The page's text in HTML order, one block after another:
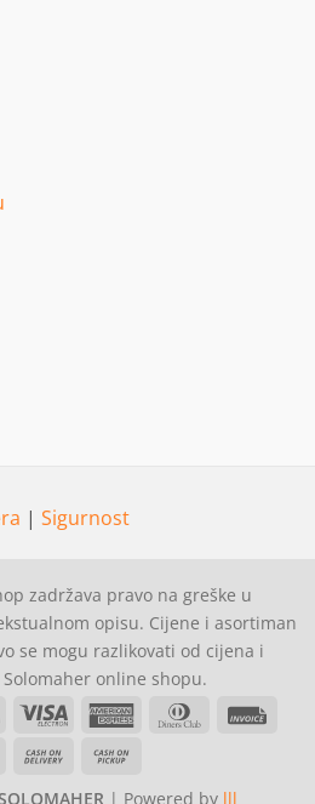
| Sigurnost
zadržava pravo na greške u
opisu. Cijene i asortiman
se mogu razlikovati od cijena i
online shopu.
Visa
Visa
American Dinners
Bank
Cash
| Powered by lll